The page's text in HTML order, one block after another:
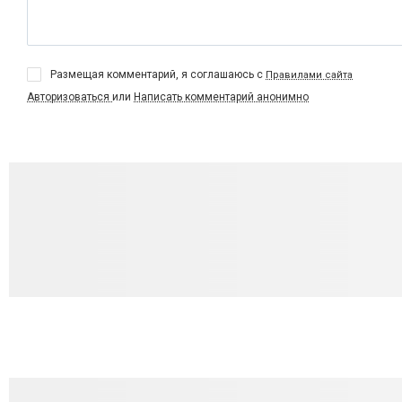
Размещая комментарий, я соглашаюсь с Правилами сайта
Авторизоваться или Написать комментарий анонимно